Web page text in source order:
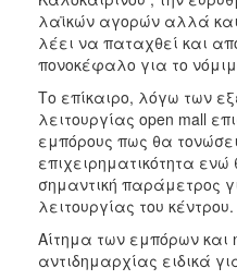
λαϊκών αγορών αλλά
λέει να παταχθεί και
πονοκέφαλο για το
Το επίκαιρο, λόγω των
λειτουργίας open mall
εμπόρους πως θα τονώσει
επιχειρηματικότητα
σημαντική παράμετρος
λειτουργίας του κέντρου.
Αίτημα των εμπόρων και
αντιδημαρχίας ειδικά